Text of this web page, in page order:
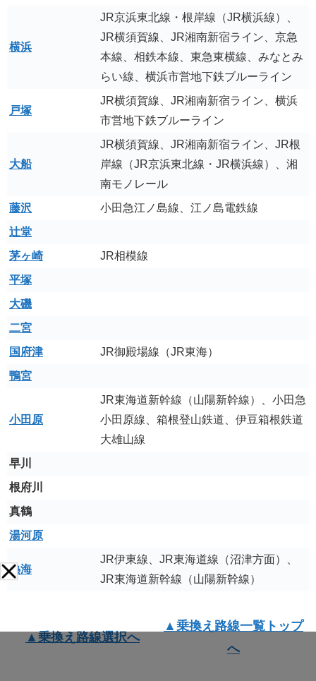
横浜
JR京浜東北線・根岸線（JR横浜線）、
JR横須賀線、JR湘南新宿ライン、京急
本線、相鉄本線、東急東横線、みなとみ
らい線、横浜市営地下鉄ブルーライン
戸塚
JR横須賀線、JR湘南新宿ライン、横浜
市営地下鉄ブルーライン
大船
JR横須賀線、JR湘南新宿ライン、JR根
岸線（JR京浜東北線・JR横浜線）、湘
南モノレール
藤沢
小田急江ノ島線、江ノ島電鉄線
辻堂
茅ヶ崎
JR相模線
平塚
大磯
二宮
国府津
JR御殿場線（JR東海）
鴨宮
小田原
JR東海道新幹線（山陽新幹線）、小田急
小田原線、箱根登山鉄道、伊豆箱根鉄道
大雄山線
早川
根府川
真鶴
湯河原
熱海
JR伊東線、JR東海道線（沼津方面）、
JR東海道新幹線（山陽新幹線）
▲乗換え路線選択へ
▲乗換え路線一覧トップ
へ